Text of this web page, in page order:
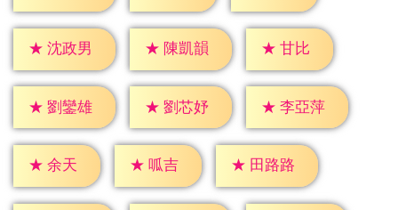
★ 沈政男 ★ 陳凱韻 ★ 甘比
★ 劉鑾雄 ★ 劉芯妤 ★ 李亞萍
★ 余天 ★ 呱吉 ★ 田路路